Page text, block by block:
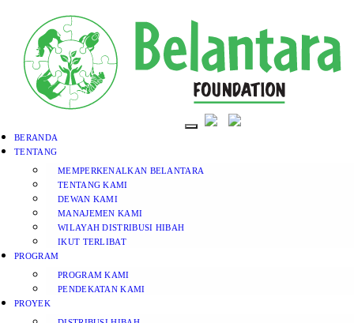
BERANDA
TENTANG
MEMPERKENALKAN BELANTARA
TENTANG KAMI
DEWAN KAMI
MANAJEMEN KAMI
WILAYAH DISTRIBUSI HIBAH
IKUT TERLIBAT
PROGRAM
PROGRAM KAMI
PENDEKATAN KAMI
PROYEK